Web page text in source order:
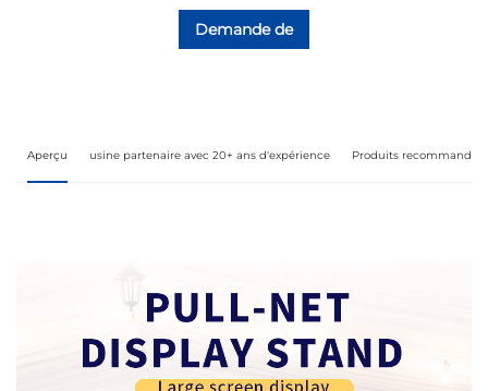
Demande de
Aperçu usine partenaire avec 20+ ans d'expérience Produits recommandés